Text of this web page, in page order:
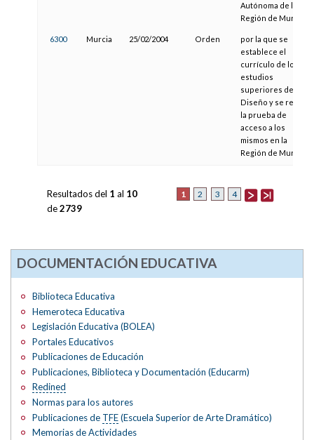
Autónoma de la
Región de Murcia
6300 Murcia 25/02/2004 Orden
por la que se
establece el
currículo de los
estudios
superiores de
Diseño y se regula
la prueba de
acceso a los
mismos en la
Región de Murcia
1 2 3 4
Resultados del 1 al 10
de2739
DOCUMENTACIÓN EDUCATIVA
Biblioteca Educativa
Hemeroteca Educativa
Legislación Educativa (BOLEA)
Portales Educativos
Publicaciones de Educación
Publicaciones, Biblioteca y Documentación (Educarm)
Redined
Normas para los autores
Publicaciones de TFE(Escuela Superior de Arte Dramático)
Memorias de Actividades